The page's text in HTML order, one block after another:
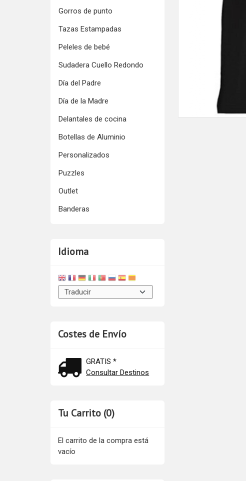
Gorros de punto
Tazas Estampadas
Peleles de bebé
Sudadera Cuello Redondo
Día del Padre
Día de la Madre
Delantales de cocina
Botellas de Aluminio
Personalizados
Puzzles
Outlet
Banderas
Idioma
Costes de Envío
GRATIS *
Consultar Destinos
Tu Carrito (0)
El carrito de la compra está
vacío